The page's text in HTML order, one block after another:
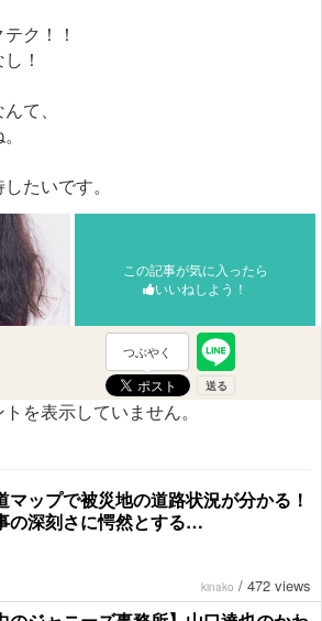
ク！！
！
て、
たいです。
この記事が気に入ったら
いいねしよう！
つぶやく
を表示していません。
マップで被災地の道路状況が分かる！
の深刻さに愕然とする…
kinako / 472 views